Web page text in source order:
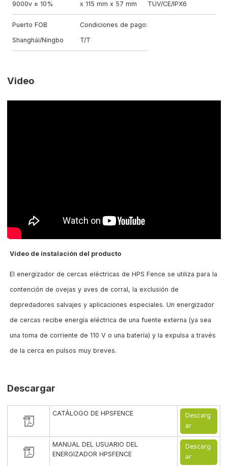
9000v ± 10% x 115 mm x 57 mm TUV/CE/IPX6
Puerto FOB
Shanghái/Ningbo
Condiciones de pago:
T/T
Video
Vídeo de instalación del producto
El energizador de cercas eléctricas de HPS Fence se utiliza para la
contención de ovejas y aves de corral, la exclusión de
depredadores salvajes y aplicaciones especiales. Un energizador
de cercas recibe energía eléctrica de una fuente externa (ya sea
una toma de corriente de 110 V o una batería) y la expulsa a través
de la cerca en pulsos muy breves.
Descargar
CATÁLOGO DE HPSFENCE
Descarg
ar
MANUAL DEL USUARIO DEL
ENERGIZADOR HPSFENCE
Descarg
ar